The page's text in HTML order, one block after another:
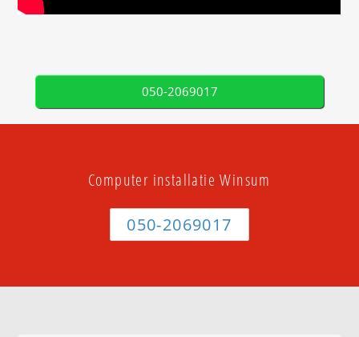
050-2069017
Computer installatie Winsum
050-2069017